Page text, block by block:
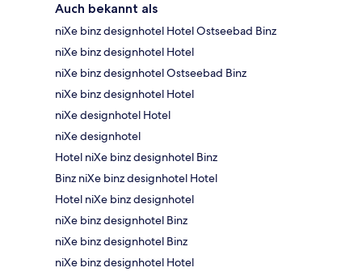
Auch bekannt als
niXe binz designhotel Hotel Ostseebad Binz
niXe binz designhotel Hotel
niXe binz designhotel Ostseebad Binz
niXe binz designhotel Hotel
niXe designhotel Hotel
niXe designhotel
Hotel niXe binz designhotel Binz
Binz niXe binz designhotel Hotel
Hotel niXe binz designhotel
niXe binz designhotel Binz
niXe binz designhotel Binz
niXe binz designhotel Hotel